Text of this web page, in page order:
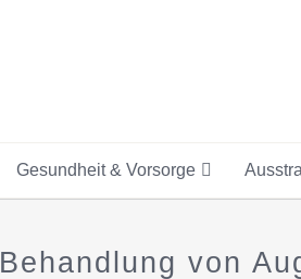
Gesundheit & Vorsorge
Behandlung von